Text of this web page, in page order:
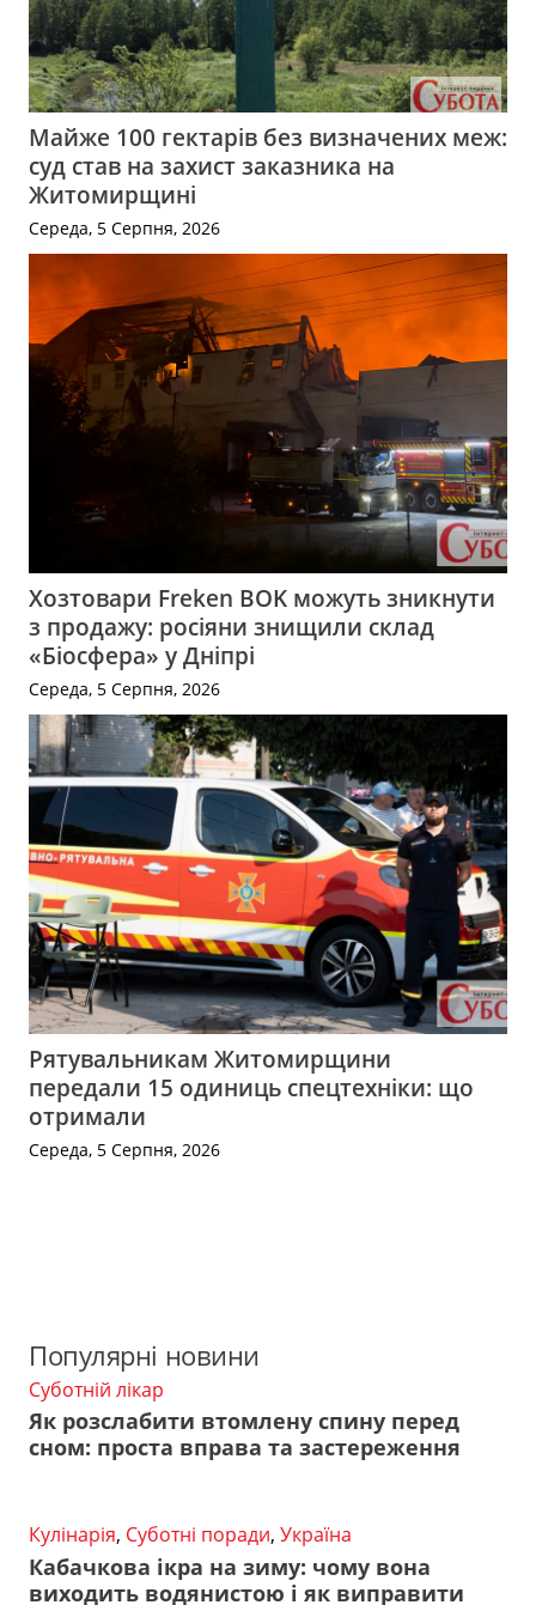
Майже 100 гектарів без визначених меж:
суд став на захист заказника на
Житомирщині
Середа, 5 Серпня, 2026
Хозтовари Freken BOK можуть зникнути
з продажу: росіяни знищили склад
«Біосфера» у Дніпрі
Середа, 5 Серпня, 2026
Рятувальникам Житомирщини
передали 15 одиниць спецтехніки: що
отримали
Середа, 5 Серпня, 2026
Популярні новини
Суботній лікар
Як розслабити втомлену спину перед
сном: проста вправа та застереження
Кулінарія, Суботні поради, Україна
Кабачкова ікра на зиму: чому вона
виходить водянистою і як виправити